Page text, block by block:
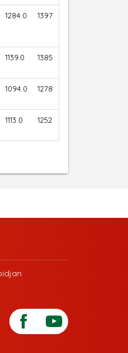
1284.0 1397
1139.0 1385
1094.0 1278
1113.0 1252